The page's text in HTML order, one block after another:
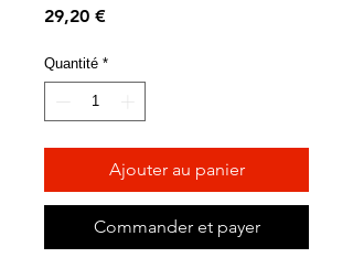
29,20 €Prix
Quantité *
Ajouter au panier
Commander et payer